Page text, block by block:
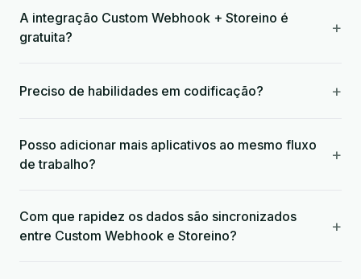
A integração Custom Webhook + Storeino é
gratuita?
+
Preciso de habilidades em codificação? +
Posso adicionar mais aplicativos ao mesmo fluxo
de trabalho?
+
Com que rapidez os dados são sincronizados
entre Custom Webhook e Storeino?
+